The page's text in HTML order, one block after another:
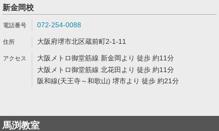
新金岡校
072-254-0088
大阪府堺市北区蔵前町2-1-11
大阪メトロ御堂筋線 新金岡より 徒歩 約11分
大阪メトロ御堂筋線 北花田より 徒歩 約11分
阪和線(天王寺～和歌山) 堺市より 徒歩 約21分
馬渕教室